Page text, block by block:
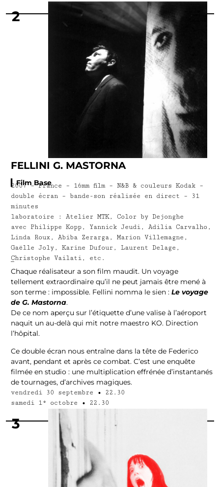
2
FELLINI G. MASTORNA
▎Film Base
2007 – France – 16mm film – N&B & couleurs Kodak –
double écran – bande-son réalisée en direct – 31
minutes
laboratoire : Atelier MTK, Color by Dejonghe
avec Philippe Kopp, Yannick Jeudi, Adilia Carvalho,
Linda Roux, Abiba Zerarga, Marion Villemagne,
Gaëlle Joly, Karine Dufour, Laurent Delage,
Christophe Vailati, etc.
–
Chaque réalisateur a son film maudit. Un voyage
tellement extraordinaire qu’il ne peut jamais être mené à
son terme : impossible. Fellini nomma le sien :Le voyage
de G. Mastorna.
De ce nom aperçu sur l’étiquette d’une valise à l’aéroport
naquit un au-delà qui mit notre maestro KO. Direction
l’hôpital.
Ce double écran nous entraîne dans la tête de Federico
avant, pendant et après ce combat. C’est une enquête
filmée en studio : une multiplication effrénée d’instantanés
de tournages, d’archives magiques.
vendredi 30 septembre • 22.30
samedi 1° octobre • 22.30
3